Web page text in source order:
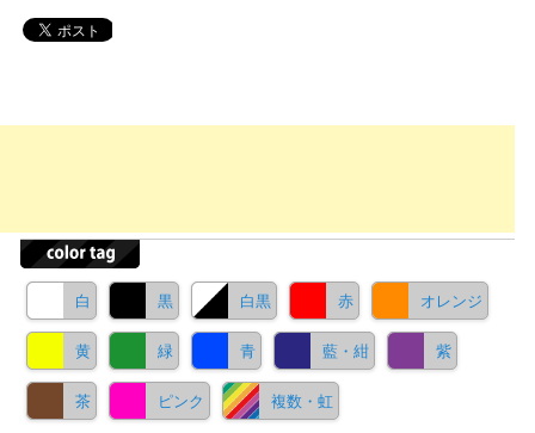
白 黒 白黒 赤 オレンジ
黄 緑 青 藍・紺 紫
茶 ピンク 複数・虹